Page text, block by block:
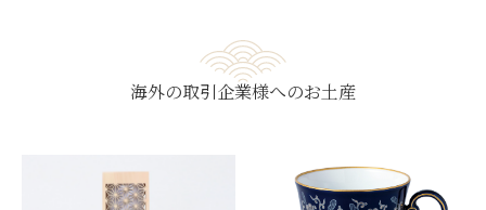
海外の取引企業様へのお土産